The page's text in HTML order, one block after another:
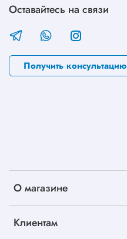
О магазине
Клиентам
Оставайтесь на связи
Получить консультацию